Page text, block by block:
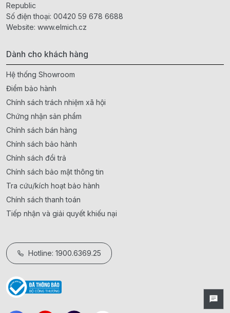
Republic
Số điện thoại: 00420 59 678 6688
Website: www.elmich.cz
Dành cho khách hàng
Hệ thống Showroom
Điểm bảo hành
Chính sách trách nhiệm xã hội
Chứng nhận sản phẩm
Chính sách bán hàng
Chính sách bảo hành
Chính sách đổi trả
Chính sách bảo mật thông tin
Tra cứu/kích hoạt bảo hành
Chính sách thanh toán
Tiếp nhận và giải quyết khiếu nại
Hotline: 1900.6369.25